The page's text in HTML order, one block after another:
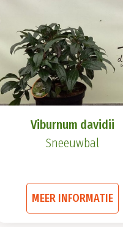
Viburnum davidii
Sneeuwbal
MEER INFORMATIE